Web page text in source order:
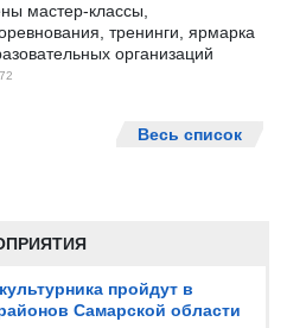
пройдут в
Самарской области
мастер-классы,
тренинги, ярмарка
организаций
Весь список